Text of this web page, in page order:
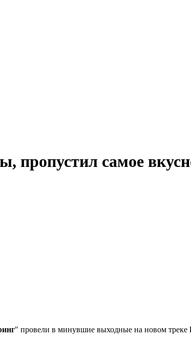
пропустил самое
" провели в минувшие выходные на новом треке